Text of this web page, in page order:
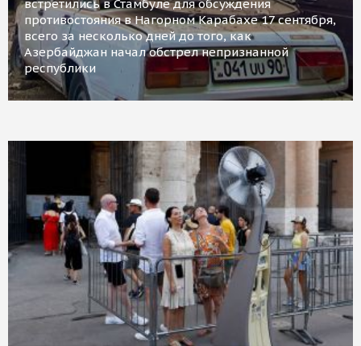
встретились в Стамбуле для обсуждения
противостояния в Нагорном Карабахе 17 сентября,
всего за несколько дней до того, как
Азербайджан начал обстрел непризнанной
республики